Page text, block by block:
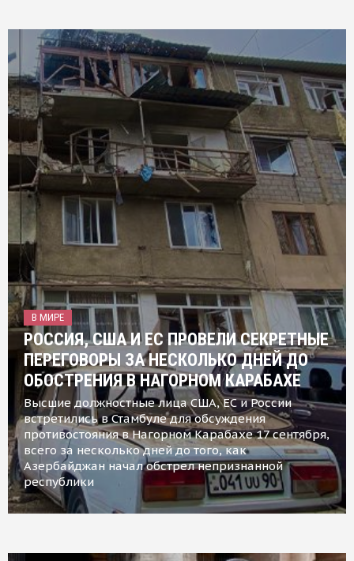
В МИРЕ
РОССИЯ, США И ЕС ПРОВЕЛИ СЕКРЕТНЫЕ
ПЕРЕГОВОРЫ ЗА НЕСКОЛЬКО ДНЕЙ ДО
ОБОСТРЕНИЯ В НАГОРНОМ КАРАБАХЕ
Высшие должностные лица США, ЕС и России
встретились в Стамбуле для обсуждения
противостояния в Нагорном Карабахе 17 сентября,
всего за несколько дней до того, как
Азербайджан начал обстрел непризнанной
республики